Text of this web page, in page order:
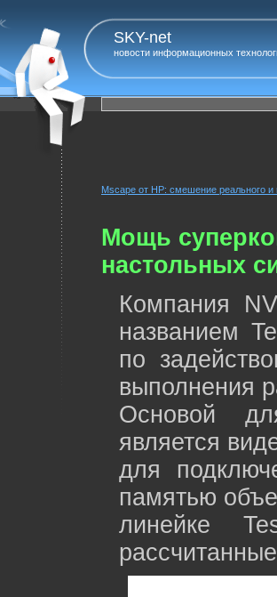
SKY-net
новости информационных
Mscape от HP: смешение реального и
Мощь
настольных
Компания
названием
по
выполнения
Основой
является
для
памятью
линейке